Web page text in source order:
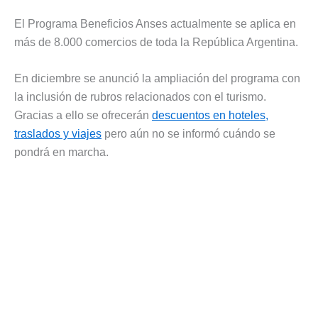
El Programa Beneficios Anses actualmente se aplica en
más de 8.000 comercios de toda la República Argentina.
En diciembre se anunció la ampliación del programa con
la inclusión de rubros relacionados con el turismo.
Gracias a ello se ofrecerán descuentos en hoteles,
traslados y viajes pero aún no se informó cuándo se
pondrá en marcha.